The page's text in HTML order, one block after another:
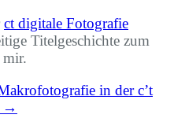
ct digitale Fotografie
Titelgeschichte zum
in der c’t
→